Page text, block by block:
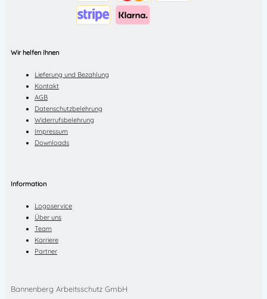
Wir helfen Ihnen
Lieferung und Bezahlung
Kontakt
AGB
Datenschutzbelehrung
Widerrufsbelehrung
Impressum
Downloads
Information
Logoservice
Über uns
Team
Karriere
Partner
Bannenberg Arbeitsschutz GmbH